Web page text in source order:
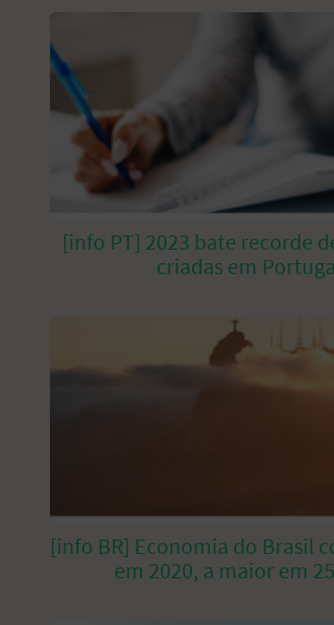
[info PT] 2023 bate recorde
criadas em
[info BR] Economia do Brasil
em 2020, a maior em